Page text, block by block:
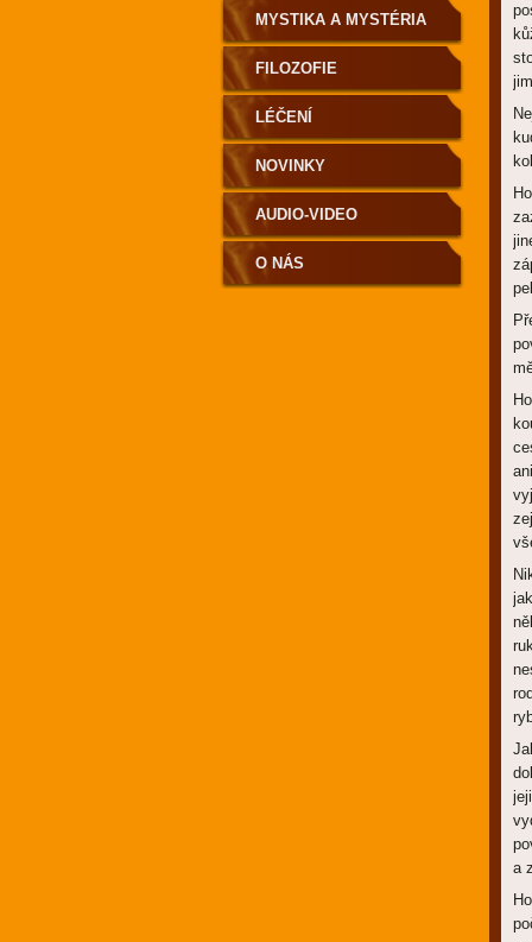
a
MYSTIKA A MYSTÉRIA
FILOZOFIE
LÉČENÍ
NOVINKY
AUDIO-VIDEO
O NÁS